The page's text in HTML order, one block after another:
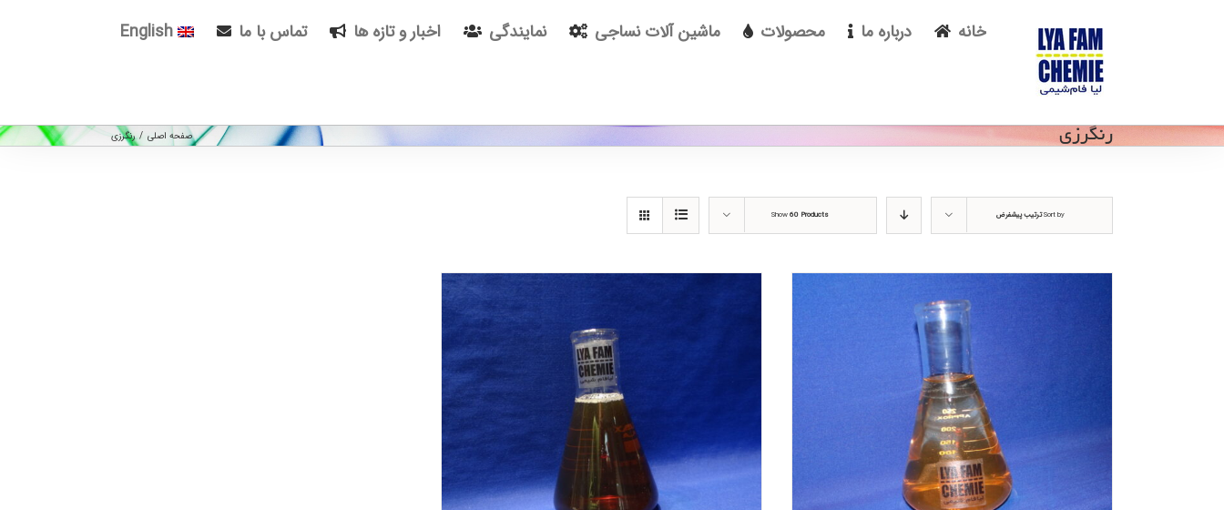
خانه درباره ما محصولات ماشین آلات نساجی نمایندگی اخبار و تازه ها تماس با ما English
رنگرزی صفحه اصلی / رنگرزی
Sort byترتیب پیشفرض Show60 Products